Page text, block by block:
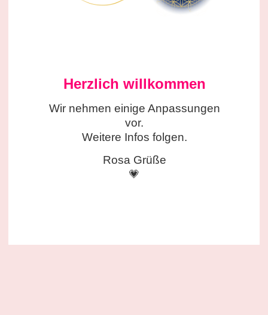
Herzlich willkommen
Wir nehmen einige Anpassungen
vor.
Weitere Infos folgen.
Rosa Grüße
💗